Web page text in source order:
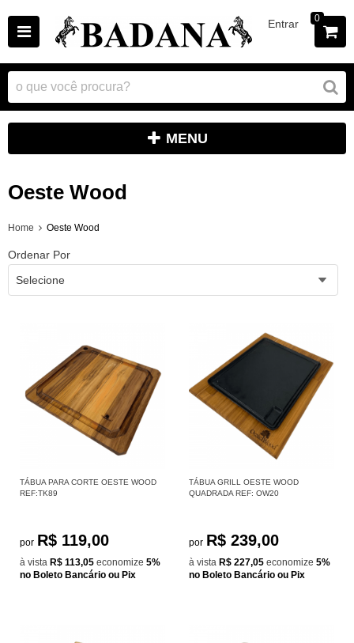
Entrar 0
MENU
Oeste Wood
Home Oeste Wood
Ordenar Por
Selecione
TÁBUA PARA CORTE OESTE WOOD
REF:TK89
por R$ 119,00
à vista R$ 113,05 economize 5%
no Boleto Bancário ou Pix
TÁBUA GRILL OESTE WOOD
QUADRADA REF: OW20
por R$ 239,00
à vista R$ 227,05 economize 5%
no Boleto Bancário ou Pix